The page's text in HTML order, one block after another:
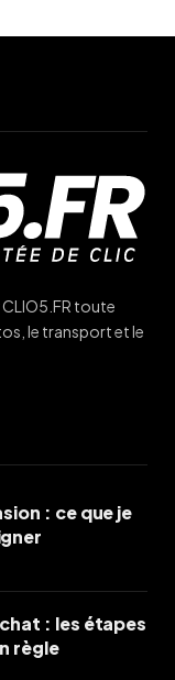
toute
le transport et le
: ce que je
: les étapes
règle